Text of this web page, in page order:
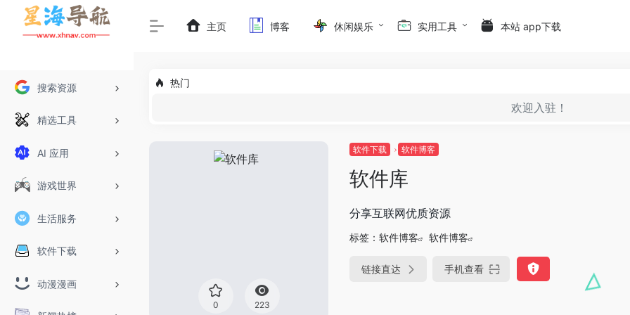
搜索资源
精选工具
AI 应用
游戏世界
生活服务
软件下载
动漫漫画
主页 博客 休闲娱乐 实用工具 本站 app下载
热门
欢迎入驻！
0 223
软件下载 软件博客
软件库
分享互联网优质资源
标签： 软件博客 软件博客
链接直达 手机查看